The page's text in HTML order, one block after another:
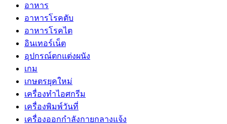
อาหาร
อาหารโรคตับ
อาหารโรคไต
อินเทอร์เน็ต
อุปกรณ์ตกแต่งผนัง
เกม
เกษตรยุคใหม่
เครื่องทำไอศกรีม
เครื่องพิมพ์วันที่
เครื่องออกกำลังกายกลางแจ้ง